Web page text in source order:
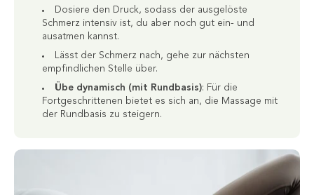
Dosiere den Druck, sodass der ausgelöste
Schmerz intensiv ist, du aber noch gut ein- und
ausatmen kannst.
Lässt der Schmerz nach, gehe zur nächsten
empfindlichen Stelle über.
Übe dynamisch (mit Rundbasis): Für die
Fortgeschrittenen bietet es sich an, die Massage mit
der Rundbasis zu steigern.